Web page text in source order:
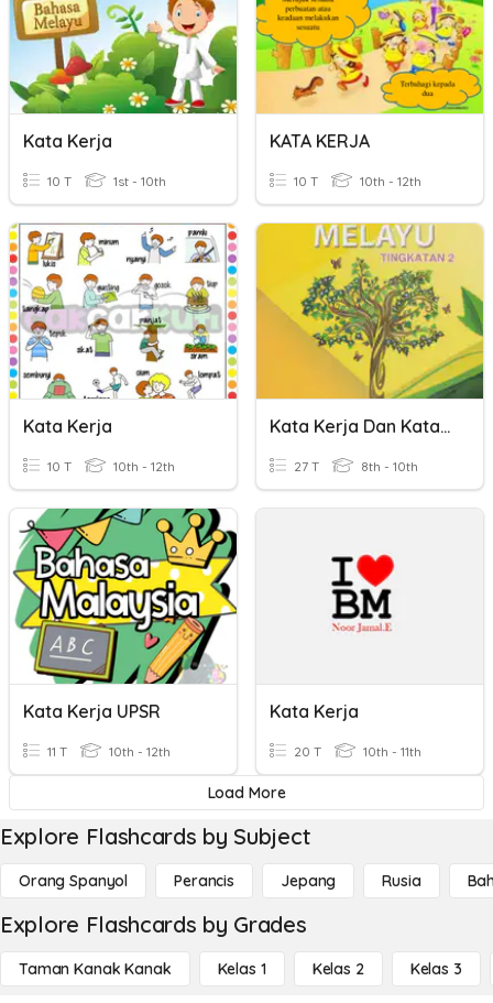
Kata Kerja
10 T 1st - 10th
KATA KERJA
10 T 10th - 12th
Kata Kerja
10 T 10th - 12th
Kata Kerja Dan Kata Adjektif
27 T 8th - 10th
Kata Kerja UPSR
11 T 10th - 12th
Kata Kerja
20 T 10th - 11th
Load More
Explore Flashcards by Subject
Orang Spanyol Perancis Jepang Rusia
Explore Flashcards by Grades
Taman Kanak Kanak Kelas 1 Kelas 2 Kelas 3